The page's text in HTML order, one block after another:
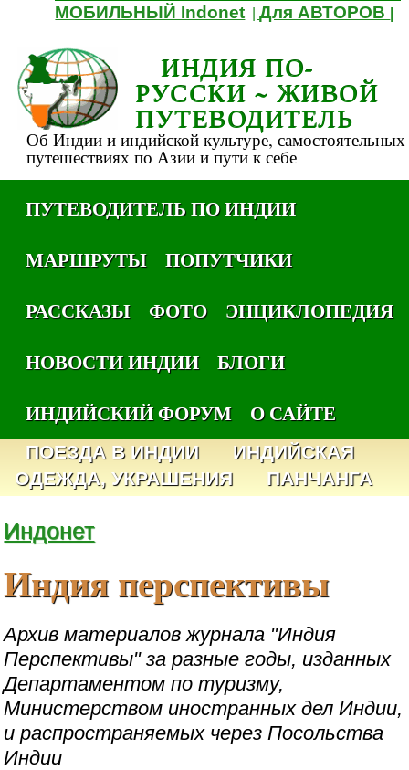
МОБИЛЬНЫЙ Indonet |Для АВТОРОВ
ИНДИЯ ПО-
РУССКИ ~ ЖИВОЙ
ПУТЕВОДИТЕЛЬ
Об Индии и индийской культуре, самостоятельных
путешествиях по Азии и пути к себе
ПУТЕВОДИТЕЛЬ ПО ИНДИИ
МАРШРУТЫ
ПОПУТЧИКИ
РАССКАЗЫ
ФОТО
ЭНЦИКЛОПЕДИЯ
НОВОСТИ ИНДИИ
БЛОГИ
ИНДИЙСКИЙ ФОРУМ
О САЙТЕ
ПОЕЗДА В ИНДИИ
ИНДИЙСКАЯ
ОДЕЖДА, УКРАШЕНИЯ
ПАНЧАНГА
Индонет
Индия перспективы
Архив материалов журнала "Индия
Перспективы" за разные годы, изданных
Департаментом по туризму,
Министерством иностранных дел Индии,
и распространяемых через Посольства
Индии